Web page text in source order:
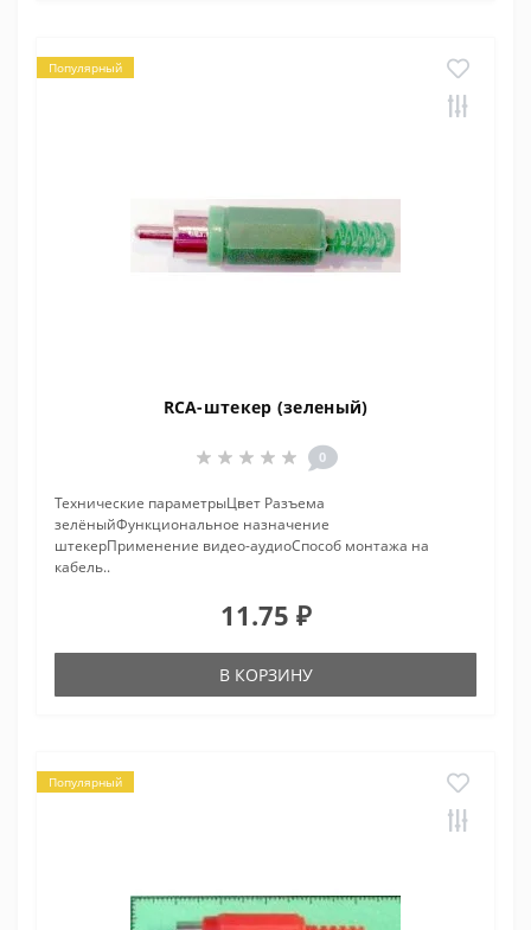
Популярный
RCA-штекер (зеленый)
0
Технические параметрыЦвет Разъема
зелёныйФункциональное назначение
штекерПрименение видео-аудиоСпособ монтажа на
кабель..
11.75 ₽
В КОРЗИНУ
Популярный